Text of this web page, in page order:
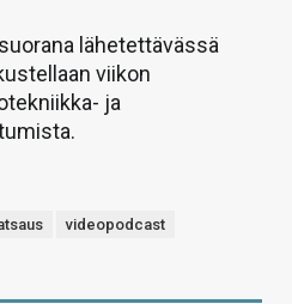
lähetettävässä
viikon
ja
videopodcast